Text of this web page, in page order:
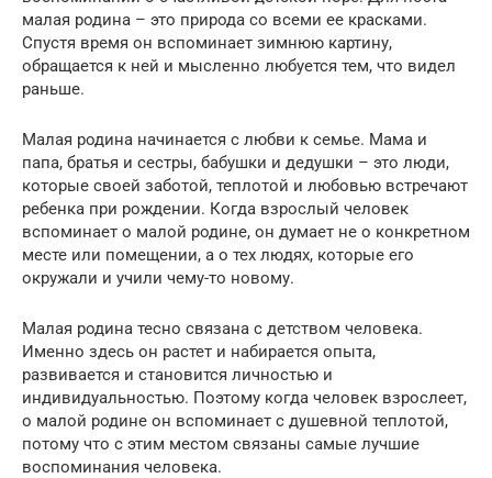
малая родина – это природа со всеми ее красками.
Спустя время он вспоминает зимнюю картину,
обращается к ней и мысленно любуется тем, что видел
раньше.
Малая родина начинается с любви к семье. Мама и
папа, братья и сестры, бабушки и дедушки – это люди,
которые своей заботой, теплотой и любовью встречают
ребенка при рождении. Когда взрослый человек
вспоминает о малой родине, он думает не о конкретном
месте или помещении, а о тех людях, которые его
окружали и учили чему-то новому.
Малая родина тесно связана с детством человека.
Именно здесь он растет и набирается опыта,
развивается и становится личностью и
индивидуальностью. Поэтому когда человек взрослеет,
о малой родине он вспоминает с душевной теплотой,
потому что с этим местом связаны самые лучшие
воспоминания человека.